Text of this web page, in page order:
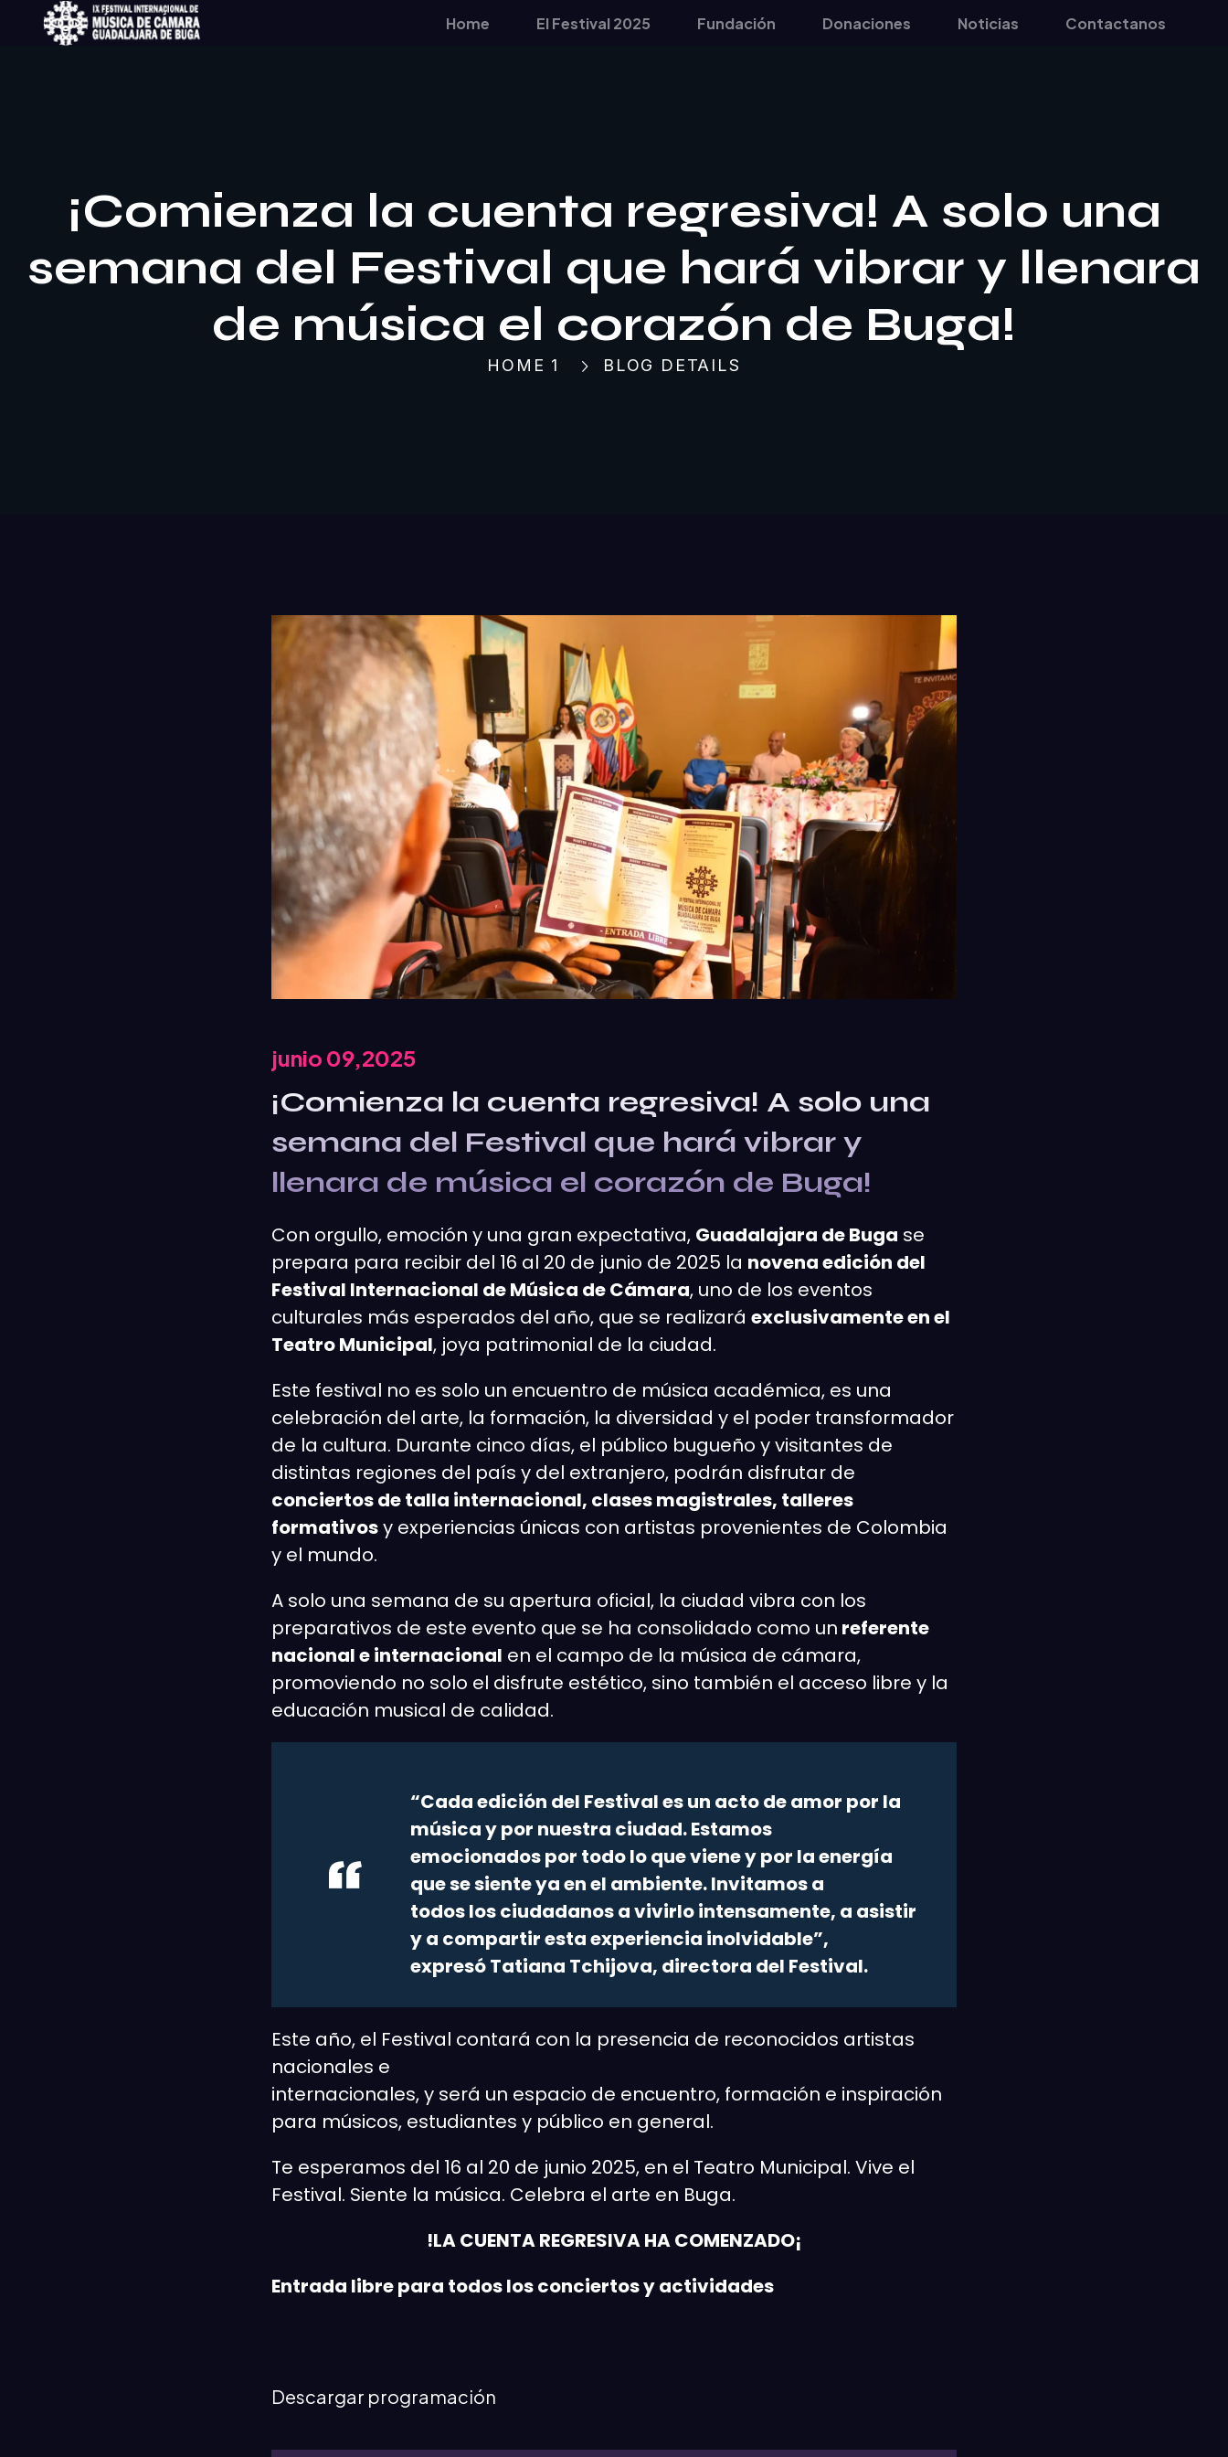
Home El Festival 2025 Fundación Donaciones Noticias Contactanos
¡Comienza la cuenta regresiva! A solo una
semana del Festival que hará vibrar y llenara
de música el corazón de Buga!
HOME 1 BLOG DETAILS
junio 09,2025
¡Comienza la cuenta regresiva! A solo una
semana del Festival que hará vibrar y
llenara de música el corazón de Buga!
Con orgullo, emoción y una gran expectativa, Guadalajara de Buga se
prepara para recibir del 16 al 20 de junio de 2025 la novena edición del
Festival Internacional de Música de Cámara, uno de los eventos
culturales más esperados del año, que se realizará exclusivamente en el
Teatro Municipal, joya patrimonial de la ciudad.
Este festival no es solo un encuentro de música académica, es una
celebración del arte, la formación, la diversidad y el poder transformador
de la cultura. Durante cinco días, el público bugueño y visitantes de
distintas regiones del país y del extranjero, podrán disfrutar de
conciertos de talla internacional, clases magistrales, talleres
formativosy experiencias únicas con artistas provenientes de Colombia
y el mundo.
A solo una semana de su apertura oficial, la ciudad vibra con los
preparativos de este evento que se ha consolidado como un referente
nacional e internacional en el campo de la música de cámara,
promoviendo no solo el disfrute estético, sino también el acceso libre y la
educación musical de calidad.
“Cada edición del Festival es un acto de amor por la
música y por nuestra ciudad. Estamos
emocionados por todo lo que viene y por la energía
que se siente ya en el ambiente. Invitamos a
todos los ciudadanos a vivirlo intensamente, a asistir
y a compartir esta experiencia inolvidable”,
expresó Tatiana Tchijova, directora del Festival.
Este año, el Festival contará con la presencia de reconocidos artistas
nacionales e
internacionales, y será un espacio de encuentro, formación e inspiración
para músicos, estudiantes y público en general.
Te esperamos del 16 al 20 de junio 2025, en el Teatro Municipal. Vive el
Festival. Siente la música. Celebra el arte en Buga.
!LA CUENTA REGRESIVA HA COMENZADO¡
Entrada libre para todos los conciertos y actividades
Descargar programación